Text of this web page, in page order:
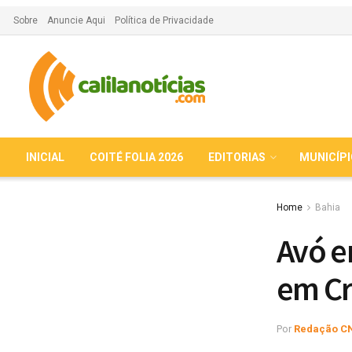
Sobre Anuncie Aqui Política de Privacidade
INICIAL COITÉ FOLIA 2026 EDITORIAS
Home Bahia
Avó
em
Por Redação